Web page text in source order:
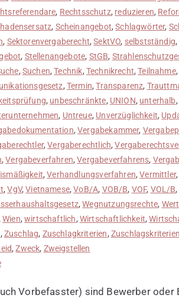
, Rechtsschutz, reduzieren,
, Scheinangebot,Schlagwörter,
, Sektorenvergaberecht,SektVO, selbstständig,
, Stellenangebote, StGB,
, Suchen,Technik, Technikrecht,Teilnahme
, Termin,Transparenz,
, unbeschränkte, UNION, unterhalb,
, Untreue, Unverzüglichkeit,
,Vergabekammer,
,Vergaberechtlich,
,Vergabeverfahren,Vergabeverfahrens,
,Verhandlungsverfahren,Vermittler
,VgV,Vietnamese,VoB/A, VOB/B, VOF, VOL/B,
,Wegnutzungsrechte,
Wien,wirtschaftlich, Wirtschaftlichkeit,
, Zuschlag, Zuschlagkriterien, Zuschlagskriterien
,Zweck, Zweigstellen
zu
in
Vorbefasster) sind Bewerber